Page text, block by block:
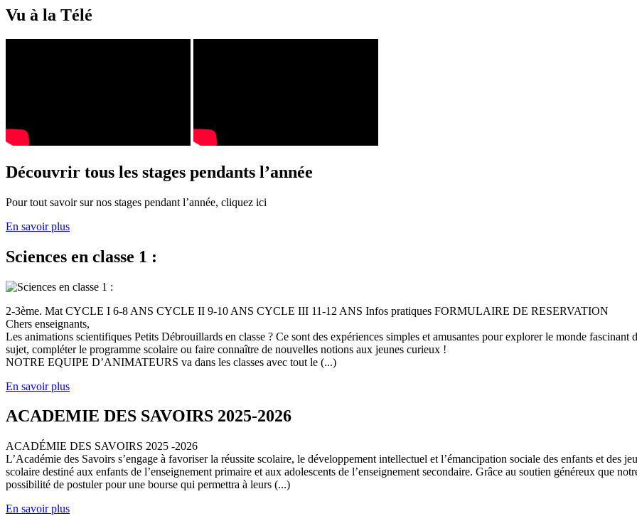
Vu à la Télé
Découvrir tous les stages pendants l’année
Pour tout savoir sur nos stages pendant l’année, cliquez ici
En savoir plus
Sciences en classe 1 :
2-3ème. Mat CYCLE I 6-8 ANS CYCLE II 9-10 ANS CYCLE III 11-12 ANS Infos pratiques FORMULAIRE DE RESERVATION
Chers enseignants,
Les animations scientifiques Petits Débrouillards en classe ? Ce sont des expériences simples et amusantes pour explorer le monde
sujet, compléter le programme scolaire ou faire connaître de nouvelles notions aux jeunes curieux !
NOTRE EQUIPE D’ANIMATEURS va dans les classes avec tout le (...)
En savoir plus
ACADEMIE DES SAVOIRS 2025-2026
ACADÉMIE DES SAVOIRS 2025 -2026
L’Académie des Savoirs s’engage à favoriser la réussite scolaire, le développement intellectuel et l’émancipation sociale des enfants et des
scolaire destiné aux enfants de l’enseignement primaire et aux adolescents de l’enseignement secondaire. Grâce au soutien généreux que
possibilité de postuler pour une bourse qui permettra à leurs (...)
En savoir plus